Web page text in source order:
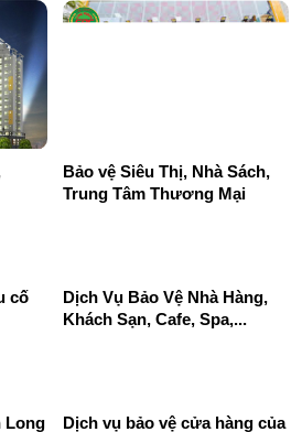
Bảo vệ Siêu Thị, Nhà Sách,
Trung Tâm Thương Mại
Dịch Vụ Bảo Vệ Nhà Hàng,